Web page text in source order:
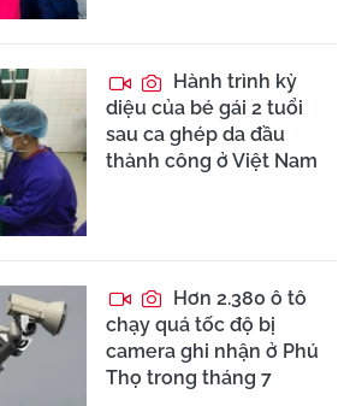
Hành trình kỳ
diệu của bé gái 2 tuổi
sau ca ghép da đầu
thành công ở Việt Nam
Hơn 2.380 ô tô
chạy quá tốc độ bị
camera ghi nhận ở Phú
Thọ trong tháng 7